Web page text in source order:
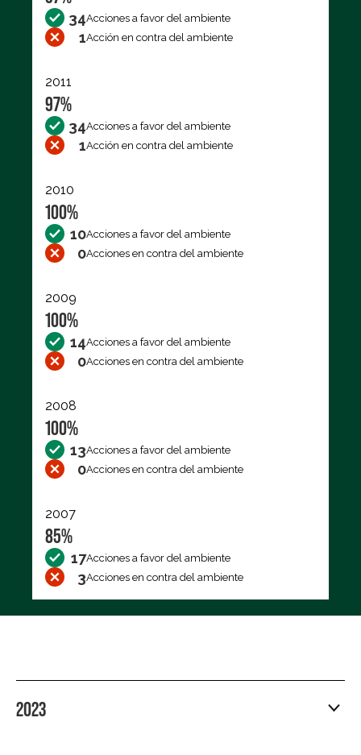
34Acciones a favor del ambiente
1Acción en contra del ambiente
2011
97%
34Acciones a favor del ambiente
1Acción en contra del ambiente
2010
100%
10Acciones a favor del ambiente
0Acciones en contra del ambiente
2009
100%
14Acciones a favor del ambiente
0Acciones en contra del ambiente
2008
100%
13Acciones a favor del ambiente
0Acciones en contra del ambiente
2007
85%
17Acciones a favor del ambiente
3Acciones en contra del ambiente
2023